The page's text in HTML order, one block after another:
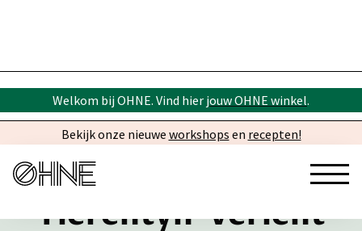
Welkom bij OHNE. Vind hier jouw OHNE winkel.
Bekijk onze nieuwe workshops en recepten!
Tierentyn-Verlent